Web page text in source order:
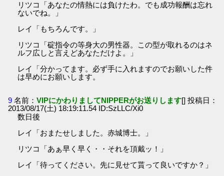
リツコ「あなたの情熱には負けたわ。でも成功報酬は忘れ
ないでね。」
レイ「もちろんです。」
リツコ「碇指令の等身大の男性器。この型が取れるのはネ
ルフ広しと言えどあなただけよ。」
レイ「分かってます。必ず手に入れますのでお願いした件
は早めにお願いします。
9 名前：VIPにかわりましてNIPPERがお送りします[] 投稿日：
2013/08/17(土) 18:19:11.54 ID:SzLLC/Xi0
数日後
レイ「おまたせしました。赤城博士。」
リツコ「あぁ早く早く・・それを頂戴ッ！」
レイ「待ってください。先に見せて貰って良いですか？」